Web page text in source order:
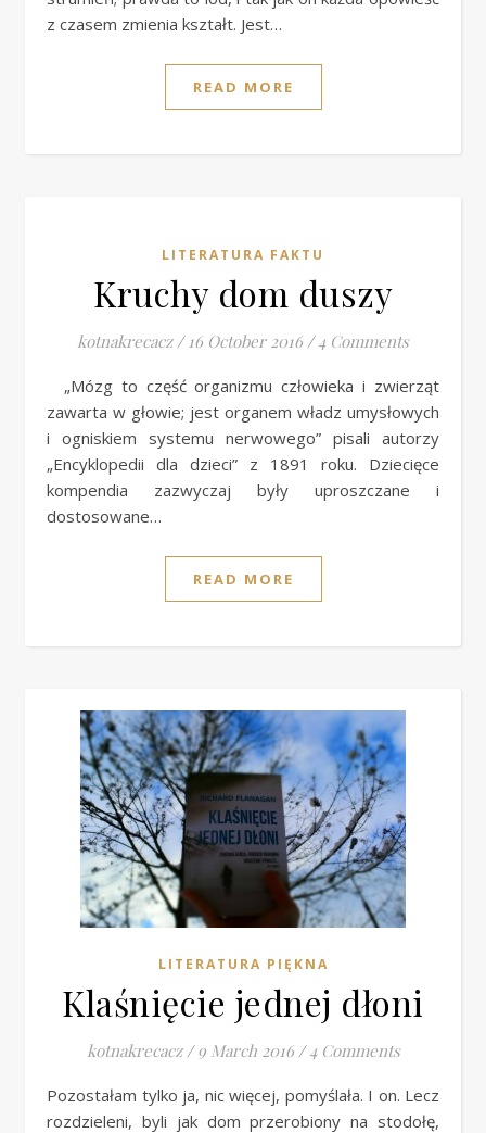
z czasem zmienia kształt. Jest…
READ MORE
LITERATURA FAKTU
Kruchy dom duszy
kotnakrecacz / 16 October 2016 / 4 Comments
„Mózg to część organizmu człowieka i zwierząt
zawarta w głowie; jest organem władz umysłowych
i ogniskiem systemu nerwowego” pisali autorzy
„Encyklopedii dla dzieci” z 1891 roku. Dziecięce
kompendia zazwyczaj były uproszczane i
dostosowane…
READ MORE
LITERATURA PIĘKNA
Klaśnięcie jednej dłoni
kotnakrecacz / 9 March 2016 / 4 Comments
Pozostałam tylko ja, nic więcej, pomyślała. I on. Lecz
rozdzieleni, byli jak dom przerobiony na stodołę,